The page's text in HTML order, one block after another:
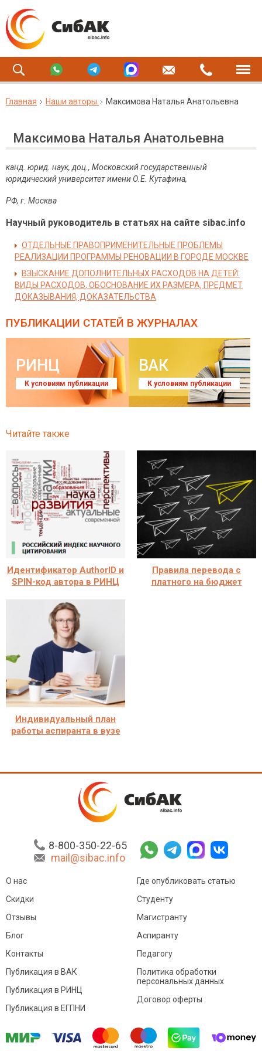
Главная Наши авторы Максимова Наталья Анатольевна
Максимова Наталья Анатольевна
канд. юрид. наук, доц., Московский государственный
юридический университет имени О.Е. Кутафина,
РФ, г. Москва
Научный руководитель в статьях на сайте sibac.info
ОТДЕЛЬНЫЕ ПРАВОПРИМЕНИТЕЛЬНЫЕ ПРОБЛЕМЫ
РЕАЛИЗАЦИИ ПРОГРАММЫ РЕНОВАЦИИ В ГОРОДЕ МОСКВЕ
ВЗЫСКАНИЕ ДОПОЛНИТЕЛЬНЫХ РАСХОДОВ НА ДЕТЕЙ:
ВИДЫ РАСХОДОВ, ОБОСНОВАНИЕ ИХ РАЗМЕРА, ПРЕДМЕТ
ДОКАЗЫВАНИЯ, ДОКАЗАТЕЛЬСТВА
ПУБЛИКАЦИИ СТАТЕЙ В ЖУРНАЛАХ
РИНЦ
К условиям публикации
ВАК
К условиям публикации
Читайте также
Идентификатор AuthorID и
SPIN-код автора в РИНЦ
Правила перевода с
платного на бюджет
Индивидуальный план
работы аспиранта в вузе
8-800-350-22-65
mail@sibac.info
О нас
Скидки
Отзывы
Блог
Контакты
Где опубликовать статью
Студенту
Магистранту
Аспиранту
Педагогу
Публикация в ВАК
Публикация в РИНЦ
Публикация в ЕГПНИ
Политика обработки
персональных данных
Договор оферты